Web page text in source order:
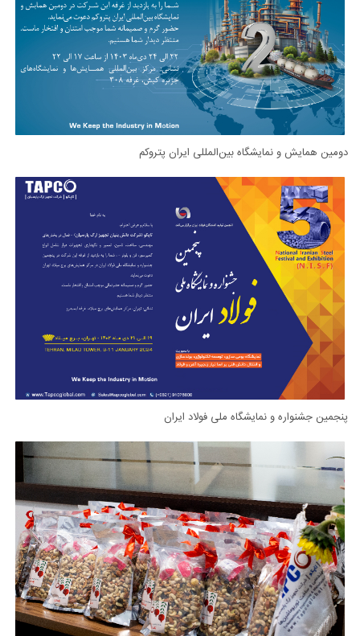
دومین همایش و نمایشگاه بین‌المللی ایران پتروکم
پنجمین جشنواره و نمایشگاه ملی فولاد ایران